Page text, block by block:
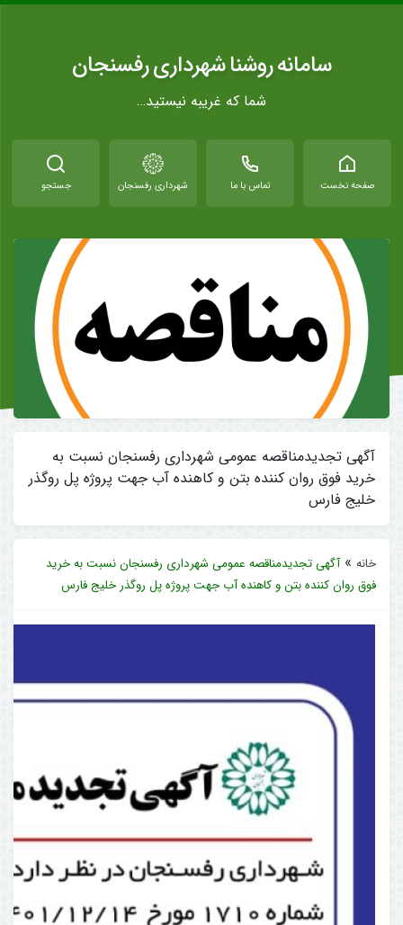
سامانه روشنا شهرداری رفسنجان
شما که غریبه نیستید…
صفحه نخست تماس با ما شهرداری رفسنجان جستجو
آگهی تجدیدمناقصه عمومی شهرداری رفسنجان نسبت به
خرید فوق روان کننده بتن و کاهنده آب جهت پروژه پل روگذر
خلیج فارس
خانه »آگهی تجدیدمناقصه عمومی شهرداری رفسنجان نسبت به خرید
فوق روان کننده بتن و کاهنده آب جهت پروژه پل روگذر خلیج فارس